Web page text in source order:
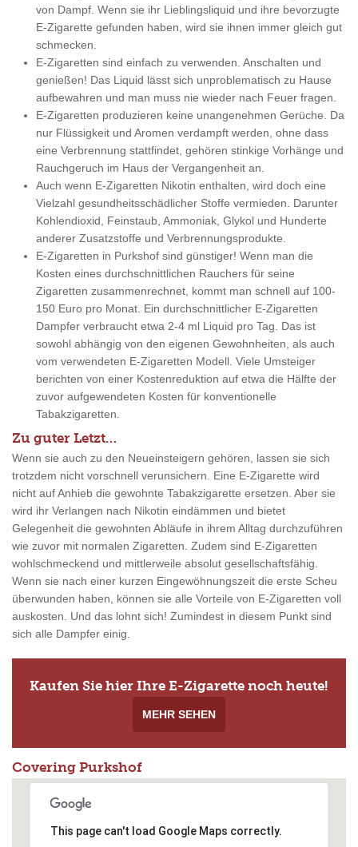
von Dampf. Wenn sie ihr Lieblingsliquid und ihre bevorzugte
E-Zigarette gefunden haben, wird sie ihnen immer gleich gut
schmecken.
E-Zigaretten sind einfach zu verwenden. Anschalten und
genießen! Das Liquid lässt sich unproblematisch zu Hause
aufbewahren und man muss nie wieder nach Feuer fragen.
E-Zigaretten produzieren keine unangenehmen Gerüche. Da
nur Flüssigkeit und Aromen verdampft werden, ohne dass
eine Verbrennung stattfindet, gehören stinkige Vorhänge und
Rauchgeruch im Haus der Vergangenheit an.
Auch wenn E-Zigaretten Nikotin enthalten, wird doch eine
Vielzahl gesundheitsschädlicher Stoffe vermieden. Darunter
Kohlendioxid, Feinstaub, Ammoniak, Glykol und Hunderte
anderer Zusatzstoffe und Verbrennungsprodukte.
E-Zigaretten in Purkshof sind günstiger! Wenn man die
Kosten eines durchschnittlichen Rauchers für seine
Zigaretten zusammenrechnet, kommt man schnell auf 100-
150 Euro pro Monat. Ein durchschnittlicher E-Zigaretten
Dampfer verbraucht etwa 2-4 ml Liquid pro Tag. Das ist
sowohl abhängig von den eigenen Gewohnheiten, als auch
vom verwendeten E-Zigaretten Modell. Viele Umsteiger
berichten von einer Kostenreduktion auf etwa die Hälfte der
zuvor aufgewendeten Kosten für konventionelle
Tabakzigaretten.
Zu guter Letzt…
Wenn sie auch zu den Neueinsteigern gehören, lassen sie sich
trotzdem nicht vorschnell verunsichern. Eine E-Zigarette wird
nicht auf Anhieb die gewohnte Tabakzigarette ersetzen. Aber sie
wird ihr Verlangen nach Nikotin eindämmen und bietet
Gelegenheit die gewohnten Abläufe in ihrem Alltag durchzuführen
wie zuvor mit normalen Zigaretten. Zudem sind E-Zigaretten
wohlschmeckend und mittlerweile absolut gesellschaftsfähig.
Wenn sie nach einer kurzen Eingewöhnungszeit die erste Scheu
überwunden haben, können sie alle Vorteile von E-Zigaretten voll
auskosten. Und das lohnt sich! Zumindest in diesem Punkt sind
sich alle Dampfer einig.
Kaufen Sie hier Ihre E-Zigarette noch heute!
MEHR SEHEN
Covering Purkshof
This page can't load Google Maps correctly.